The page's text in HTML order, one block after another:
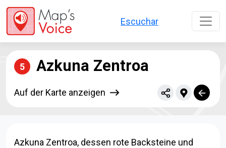
Direkt zum Inhalt
Escuchar
5 Azkuna Zentroa
Auf der Karte anzeigen
Azkuna Zentroa, dessen rote Backsteine und